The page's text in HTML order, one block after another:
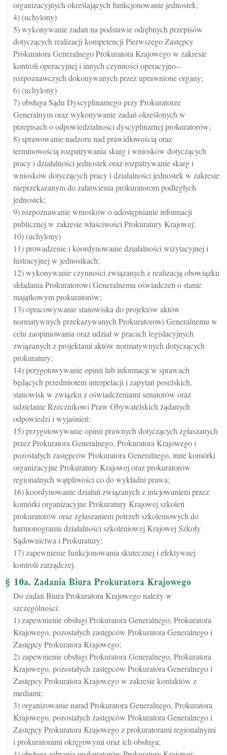
organizacyjnych określających funkcjonowanie jednostek;
4) (uchylony)
5) wykonywanie zadań na podstawie odrębnych przepisów
dotyczących realizacji kompetencji Pierwszego Zastępcy
Prokuratora Generalnego Prokuratora Krajowego w zakresie
kontroli operacyjnej i innych czynności operacyjno--
rozpoznawczych dokonywanych przez uprawnione organy;
6) (uchylony)
7) obsługa Sądu Dyscyplinarnego przy Prokuratorze
Generalnym oraz wykonywanie zadań określonych w
przepisach o odpowiedzialności dyscyplinarnej prokuratorów;
8) sprawowanie nadzoru nad prawidłowością oraz
terminowością rozpatrywania skarg i wniosków dotyczących
pracy i działalności jednostek oraz rozpatrywanie skarg i
wniosków dotyczących pracy i działalności jednostek w zakresie
nieprzekazanym do załatwienia prokuratorom podległych
jednostek;
9) rozpoznawanie wniosków o udostępnianie informacji
publicznej w zakresie właściwości Prokuratury Krajowej;
10) (uchylony)
11) prowadzenie i koordynowanie działalności wizytacyjnej i
lustracyjnej w jednostkach;
12) wykonywanie czynności związanych z realizacją obowiązku
składania Prokuratorowi Generalnemu oświadczeń o stanie
majątkowym prokuratorów;
13) opracowywanie stanowiska do projektów aktów
normatywnych przekazywanych Prokuratorowi Generalnemu w
celu zaopiniowania oraz udział w pracach legislacyjnych
związanych z projektami aktów normatywnych dotyczących
prokuratury;
14) przygotowywanie opinii lub informacji w sprawach
będących przedmiotem interpelacji i zapytań poselskich,
stanowisk w związku z oświadczeniami senatorów oraz
udzielanie Rzecznikowi Praw Obywatelskich żądanych
odpowiedzi i wyjaśnień;
15) przygotowywanie opinii prawnych dotyczących zgłaszanych
przez Prokuratora Generalnego, Prokuratora Krajowego i
pozostałych zastępców Prokuratora Generalnego, inne komórki
organizacyjne Prokuratury Krajowej oraz prokuratorów
regionalnych wątpliwości co do wykładni prawa;
16) koordynowanie działań związanych z inicjowaniem przez
komórki organizacyjne Prokuratury Krajowej szkoleń
prokuratorów oraz zgłaszaniem potrzeb szkoleniowych do
harmonogramu działalności szkoleniowej Krajowej Szkoły
Sądownictwa i Prokuratury;
17) zapewnienie funkcjonowania skutecznej i efektywnej
kontroli zarządczej.
§ 10a. Zadania Biura Prokuratora Krajowego
Do zadań Biura Prokuratora Krajowego należy w
szczególności:
1) zapewnienie obsługi Prokuratora Generalnego, Prokuratora
Krajowego, pozostałych zastępców Prokuratora Generalnego i
Zastępcy Prokuratora Krajowego;
2) zapewnienie obsługi Prokuratora Generalnego, Prokuratora
Krajowego, pozostałych zastępców Prokuratora Generalnego i
Zastępcy Prokuratora Krajowego w zakresie kontaktów z
mediami;
3) organizowanie narad Prokuratora Generalnego, Prokuratora
Krajowego, pozostałych zastępców Prokuratora Generalnego i
Zastępcy Prokuratora Krajowego z prokuratorami regionalnymi
i prokuratorami okręgowymi oraz ich obsługa;